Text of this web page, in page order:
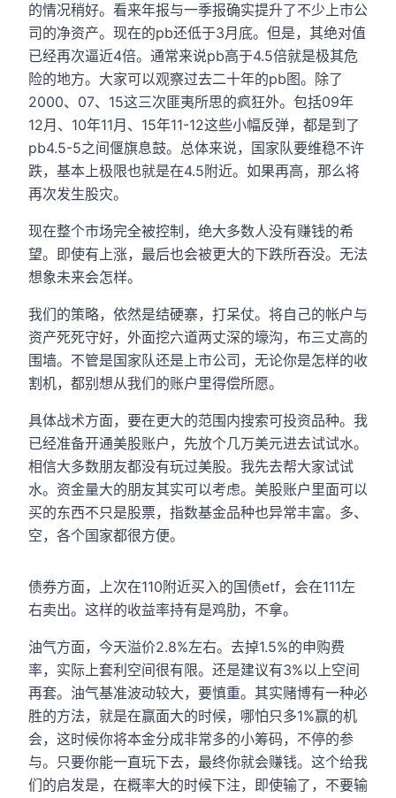
的情况稍好。看来年报与一季报确实提升了不少上市公
司的净资产。现在的pb还低于3月底。但是，其绝对值
已经再次逼近4倍。通常来说pb高于4.5倍就是极其危
险的地方。大家可以观察过去二十年的pb图。除了
2000、07、15这三次匪夷所思的疯狂外。包括09年
12月、10年11月、15年11-12这些小幅反弹，都是到了
pb4.5-5之间偃旗息鼓。总体来说，国家队要维稳不许
跌，基本上极限也就是在4.5附近。如果再高，那么将
再次发生股灾。
现在整个市场完全被控制，绝大多数人没有赚钱的希
望。即使有上涨，最后也会被更大的下跌所吞没。无法
想象未来会怎样。
我们的策略，依然是结硬寨，打呆仗。将自己的帐户与
资产死死守好，外面挖六道两丈深的壕沟，布三丈高的
围墙。不管是国家队还是上市公司，无论你是怎样的收
割机，都别想从我们的账户里得偿所愿。
具体战术方面，要在更大的范围内搜索可投资品种。我
已经准备开通美股账户，先放个几万美元进去试试水。
相信大多数朋友都没有玩过美股。我先去帮大家试试
水。资金量大的朋友其实可以考虑。美股账户里面可以
买的东西不只是股票，指数基金品种也异常丰富。多、
空，各个国家都很方便。
债券方面，上次在110附近买入的国债etf，会在111左
右卖出。这样的收益率持有是鸡肋，不拿。
油气方面，今天溢价2.8%左右。去掉1.5%的申购费
率，实际上套利空间很有限。还是建议有3%以上空间
再套。油气基准波动较大，要慎重。其实赌博有一种必
胜的方法，就是在赢面大的时候，哪怕只多1%赢的机
会，这时候你将本金分成非常多的小筹码，不停的参
与。只要你能一直玩下去，最终你就会赚钱。这个给我
们的启发是，在概率大的时候下注，即使输了，不要输